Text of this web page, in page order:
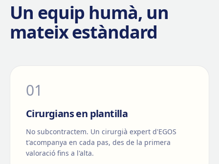
Un equip humà, un
mateix estàndard
01
Cirurgians en plantilla
No subcontractem. Un cirurgià expert d'EGOS
t'acompanya en cada pas, des de la primera
valoració fins a l'alta.